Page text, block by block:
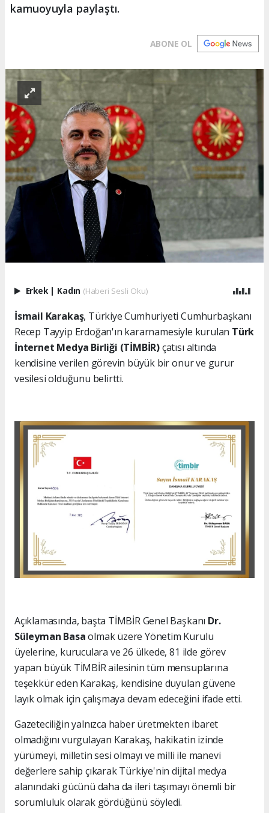
kamuoyuyla paylaştı.
ABONE OL
Erkek | Kadın (Haberi Sesli Oku)
İsmail Karakaş, Türkiye Cumhuriyeti Cumhurbaşkanı
Recep Tayyip Erdoğan'ın kararnamesiyle kurulan Türk
İnternet Medya Birliği (TİMBİR)çatısı altında
kendisine verilen görevin büyük bir onur ve gurur
vesilesi olduğunu belirtti.
Açıklamasında, başta TİMBİR Genel Başkanı Dr.
Süleyman Basaolmak üzere Yönetim Kurulu
üyelerine, kuruculara ve 26 ülkede, 81 ilde görev
yapan büyük TİMBİR ailesinin tüm mensuplarına
teşekkür eden Karakaş, kendisine duyulan güvene
layık olmak için çalışmaya devam edeceğini ifade etti.
Gazeteciliğin yalnızca haber üretmekten ibaret
olmadığını vurgulayan Karakaş, hakikatin izinde
yürümeyi, milletin sesi olmayı ve milli ile manevi
değerlere sahip çıkarak Türkiye'nin dijital medya
alanındaki gücünü daha da ileri taşımayı önemli bir
sorumluluk olarak gördüğünü söyledi.